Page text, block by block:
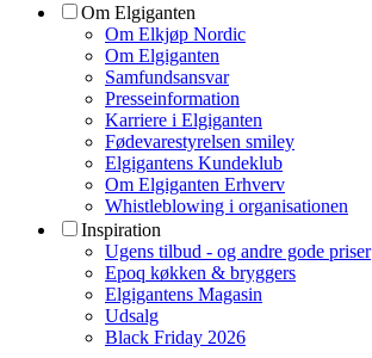
Om Elgiganten
Om Elkjøp Nordic
Om Elgiganten
Samfundsansvar
Presseinformation
Karriere i Elgiganten
Fødevarestyrelsen smiley
Elgigantens Kundeklub
Om Elgiganten Erhverv
Whistleblowing i organisationen
Inspiration
Ugens tilbud - og andre gode priser
Epoq køkken & bryggers
Elgigantens Magasin
Udsalg
Black Friday 2026